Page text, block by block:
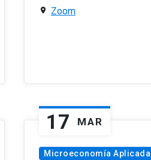
Zoom
17 MAR
Microeconomía Aplicada